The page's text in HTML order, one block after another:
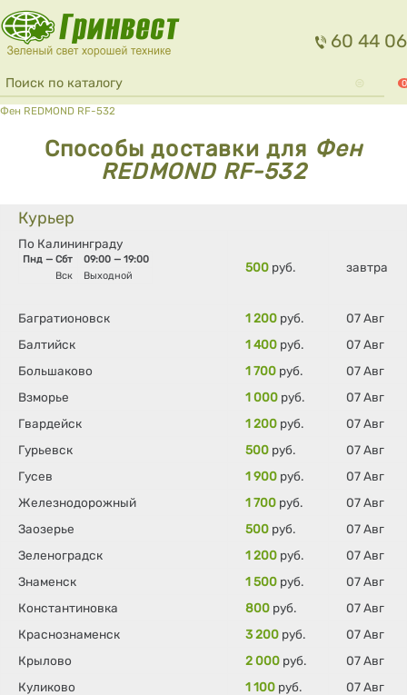
Перейти к основному содержанию
60 44 06
Форма поиска
Поиск 0
Вы здесь
Фен REDMOND RF-532
Способы доставки для Фен
REDMOND RF-532
Курьер
По Калининграду
Пнд — Сбт
09:00 — 19:00
Вск
Выходной
500 руб. завтра
Багратионовск 1 200 руб.
07 Авг
Балтийск
1 400 руб.
07 Авг
Большаково
1 700 руб.
07 Авг
Взморье
1 000 руб.
07 Авг
Гвардейск
1 200 руб.
07 Авг
Гурьевск
500 руб.
07 Авг
Гусев
1 900 руб.
07 Авг
Железнодорожный
1 700 руб.
07 Авг
Заозерье
500 руб.
07 Авг
Зеленоградск
1 200 руб.
07 Авг
Знаменск
1 500 руб.
07 Авг
Константиновка
800 руб.
07 Авг
Краснознаменск
3 200 руб.
07 Авг
Крылово
2 000 руб.
07 Авг
Куликово
1 100 руб.
07 Авг